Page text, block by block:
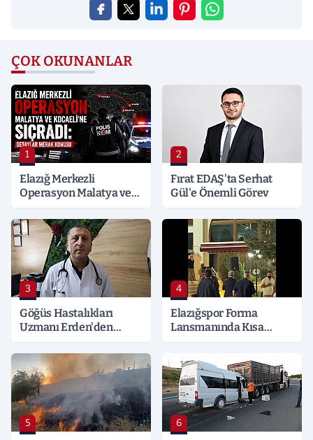
ÇOK OKUNANLAR
1
Elazığ Merkezli
Operasyon Malatya ve
Detaylar Merak Konusu
2
Fırat EDAŞ'ta Serhat
Gül'e Önemli Görev
3
Göğüs Hastalıkları
Uzmanı Erden'den
4
Elazığspor Forma
Lansmanında Kısa
5 6